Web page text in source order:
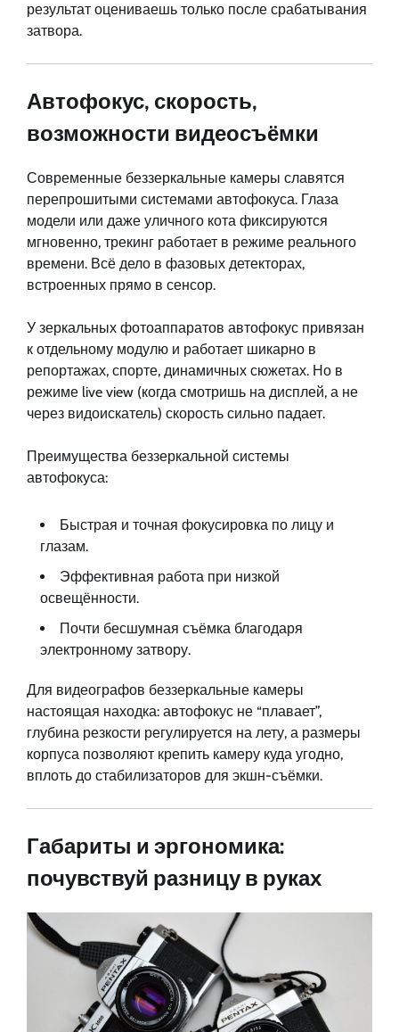
результат оцениваешь только после срабатывания
затвора.
Автофокус, скорость,
возможности видеосъёмки
Современные беззеркальные камеры славятся
перепрошитыми системами автофокуса. Глаза
модели или даже уличного кота фиксируются
мгновенно, трекинг работает в режиме реального
времени. Всё дело в фазовых детекторах,
встроенных прямо в сенсор.
У зеркальных фотоаппаратов автофокус привязан
к отдельному модулю и работает шикарно в
репортажах, спорте, динамичных сюжетах. Но в
режиме live view (когда смотришь на дисплей, а не
через видоискатель) скорость сильно падает.
Преимущества беззеркальной системы
автофокуса:
Быстрая и точная фокусировка по лицу и
глазам.
Эффективная работа при низкой
освещённости.
Почти бесшумная съёмка благодаря
электронному затвору.
Для видеографов беззеркальные камеры
настоящая находка: автофокус не “плавает”,
глубина резкости регулируется на лету, а размеры
корпуса позволяют крепить камеру куда угодно,
вплоть до стабилизаторов для экшн-съёмки.
Габариты и эргономика:
почувствуй разницу в руках